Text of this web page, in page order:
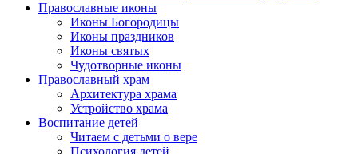
Православные иконы
Иконы Богородицы
Иконы праздников
Иконы святых
Чудотворные иконы
Православный храм
Архитектура храма
Устройство храма
Воспитание детей
Читаем с детьми о вере